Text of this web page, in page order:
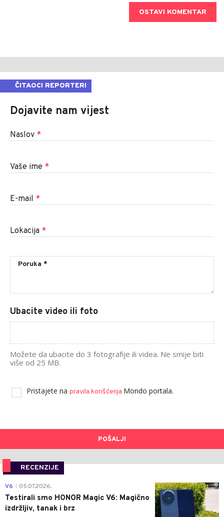
OSTAVI KOMENTAR
ČITAOCI REPORTERI
Dojavite nam vijest
Naslov *
Vaše ime *
E-mail *
Lokacija *
Ubacite video ili foto
Možete da ubacite do 3 fotografije ili videa. Ne smije biti
više od 25 MB.
Pristajete na pravila korišćenja Mondo portala.
POŠALJI
RECENZIJE
0
V6 05.07.2026.
Testirali smo HONOR Magic V6: Magično
izdržljiv, tanak i brz